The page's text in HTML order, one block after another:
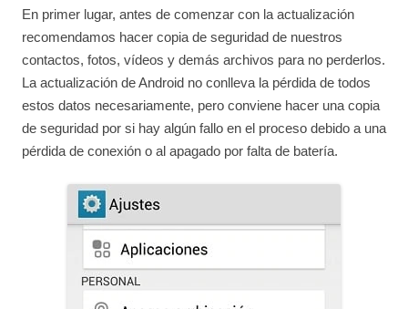
En primer lugar, antes de comenzar con la actualización
recomendamos hacer copia de seguridad de nuestros
contactos, fotos, vídeos y demás archivos para no perderlos.
La actualización de Android no conlleva la pérdida de todos
estos datos necesariamente, pero conviene hacer una copia
de seguridad por si hay algún fallo en el proceso debido a una
pérdida de conexión o al apagado por falta de batería.